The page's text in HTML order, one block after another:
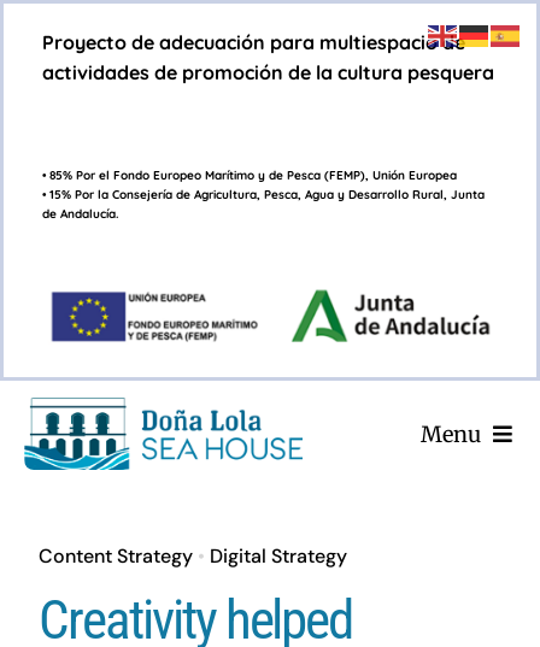
contenido
Proyecto de adecuación para multiespacio de
actividades de promoción de la cultura pesquera
• 85% Por el Fondo Europeo Marítimo y de Pesca (FEMP), Unión Europea
• 15% Por la Consejería de Agricultura, Pesca, Agua y Desarrollo Rural, Junta
de Andalucía.
Menu
HISTORIA
Content Strategy• Digital Strategy
Creativity helped